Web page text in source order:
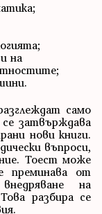
на
само
затвърждава
нови книги.
въпроси,
Тоест може
преминава от
на
разбира се